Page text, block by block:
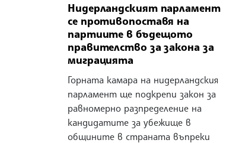
Нидерландският парламент
се противопоставя на
партиите в бъдещото
правителство за закона за
миграцията
Горната камара на нидерландския
парламент ще подкрепи закон за
равномерно разпределение на
кандидатите за убежище в
общините в страната въпреки